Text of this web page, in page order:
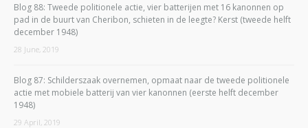
Blog 88: Tweede politionele actie, vier batterijen met 16 kanonnen op
pad in de buurt van Cheribon, schieten in de leegte? Kerst (tweede helft
december 1948)
28 June, 2019
Blog 87: Schilderszaak overnemen, opmaat naar de tweede politionele
actie met mobiele batterij van vier kanonnen (eerste helft december
1948)
29 April, 2019